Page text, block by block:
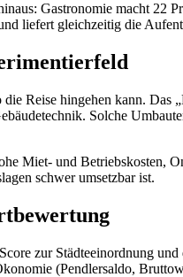
Gastronomie macht 22
liefert gleichzeitig die
die Reise hingehen kann.
Solche
Miet- und Betriebskosten,
schwer umsetzbar ist.
zur Städteeinordnung
(Pendlersaldo,